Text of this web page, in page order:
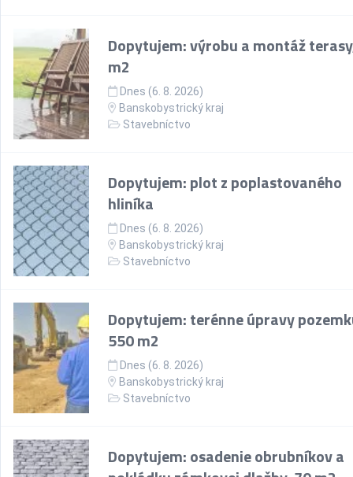
Dopytujem: výrobu a montáž
m2
Dnes (6. 8. 2026)
Banskobystrický kraj
Stavebníctvo
Dopytujem: plot z poplastovaného
hliníka
Dnes (6. 8. 2026)
Banskobystrický kraj
Stavebníctvo
Dopytujem: terénne úpravy
550 m2
Dnes (6. 8. 2026)
Banskobystrický kraj
Stavebníctvo
Dopytujem: osadenie obrubníkov a